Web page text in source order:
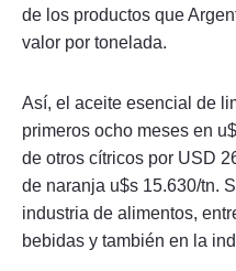
de los productos que
valor por tonelada.
Así, el aceite esencial de
primeros ocho meses en
de otros cítricos por USD
de naranja u$s 15.630/tn.
industria de alimentos,
bebidas y también en la